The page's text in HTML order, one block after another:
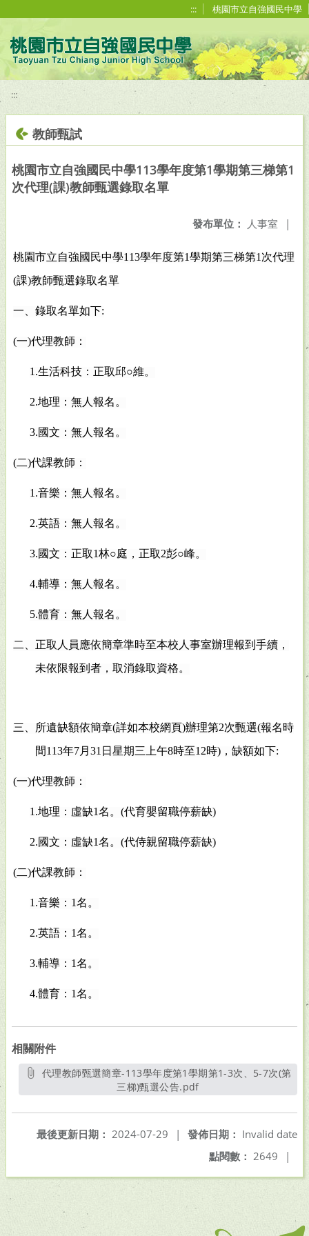
::: 桃園市立自強國民中學
:::
教師甄試
桃園市立自強國民中學113學年度第1學期第三梯第1
次代理(課)教師甄選錄取名單
發布單位： 人事室 |
桃園市立自強國民中學113學年度第1學期第三梯第1次代理
(課)教師甄選錄取名單
一、錄取名單如下:
(一)代理教師：
1.生活科技：正取邱○維。
2.地理：無人報名。
3.國文：無人報名。
(二)代課教師：
1.音樂：無人報名。
2.英語：無人報名。
3.國文：正取1林○庭，正取2彭○峰。
4.輔導：無人報名。
5.體育：無人報名。
二、正取人員應依簡章準時至本校人事室辦理報到手續，
未依限報到者，取消錄取資格。
三、所遺缺額依簡章(詳如本校網頁)辦理第2次甄選(報名時
間113年7月31日星期三上午8時至12時)，缺額如下:
(一)代理教師：
1.地理：虛缺1名。(代育嬰留職停薪缺)
2.國文：虛缺1名。(代侍親留職停薪缺)
(二)代課教師：
1.音樂：1名。
2.英語：1名。
3.輔導：1名。
4.體育：1名。
相關附件
三梯)甄選公告.pdf另開新視窗
發佈日期： Invalid date
最後更新日期： 2024-07-29
|
點閱數： 2649 |